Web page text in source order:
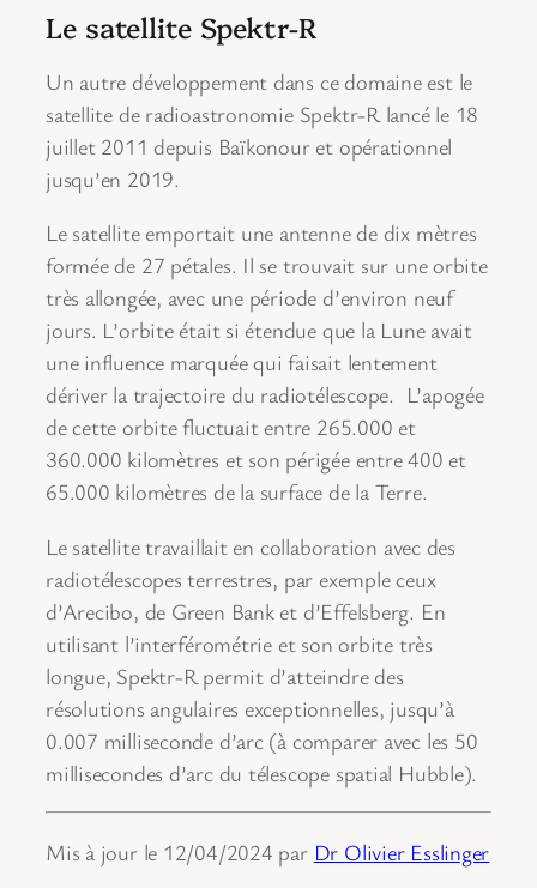
Le satellite Spektr-R
Un autre développement dans ce domaine est le
satellite de radioastronomie Spektr-R lancé le 18
juillet 2011 depuis Baïkonour et opérationnel
jusqu’en 2019.
Le satellite emportait une antenne de dix mètres
formée de 27 pétales. Il se trouvait sur une orbite
très allongée, avec une période d’environ neuf
jours. L’orbite était si étendue que la Lune avait
une influence marquée qui faisait lentement
dériver la trajectoire du radiotélescope. L’apogée
de cette orbite fluctuait entre 265.000 et
360.000 kilomètres et son périgée entre 400 et
65.000 kilomètres de la surface de la Terre.
Le satellite travaillait en collaboration avec des
radiotélescopes terrestres, par exemple ceux
d’Arecibo, de Green Bank et d’Effelsberg. En
utilisant l’interférométrie et son orbite très
longue, Spektr-R permit d’atteindre des
résolutions angulaires exceptionnelles, jusqu’à
0.007 milliseconde d’arc (à comparer avec les 50
millisecondes d’arc du télescope spatial Hubble).
Mis à jour le 12/04/2024 par Dr Olivier Esslinger